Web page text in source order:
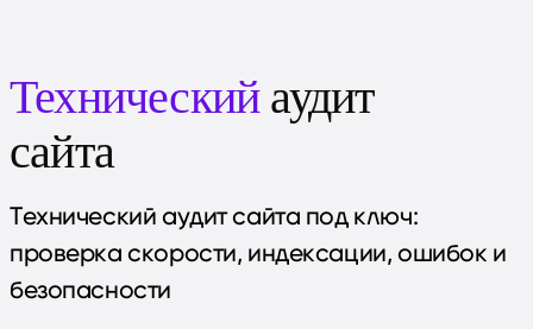
Техническийаудит
сайта
Технический аудит сайта под ключ:
проверка скорости, индексации, ошибок и
безопасности